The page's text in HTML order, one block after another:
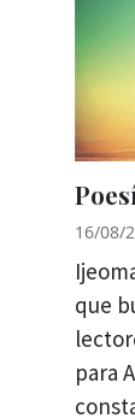
16/08/
que
para